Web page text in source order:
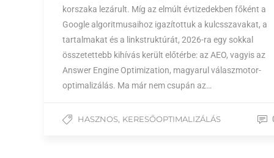
korszaka lezárult. Míg az elmúlt évtizedekben főként a
Google algoritmusaihoz igazítottuk a kulcsszavakat, a
tartalmakat és a linkstruktúrát, 2026-ra egy sokkal
összetettebb kihívás került előtérbe: az AEO, vagyis az
Answer Engine Optimization, magyarul válaszmotor-
optimalizálás. Ma már nem csupán az…
HASZNOS, KERESŐOPTIMALIZÁLÁS